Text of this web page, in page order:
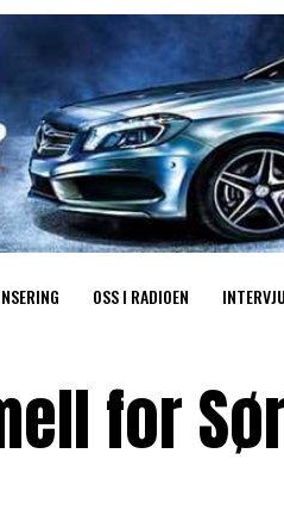
OSS I RADIOEN INTERVJU
for